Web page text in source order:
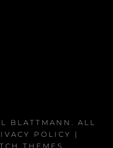
BLATTMANN . ALL
POLICY
|
THEMES